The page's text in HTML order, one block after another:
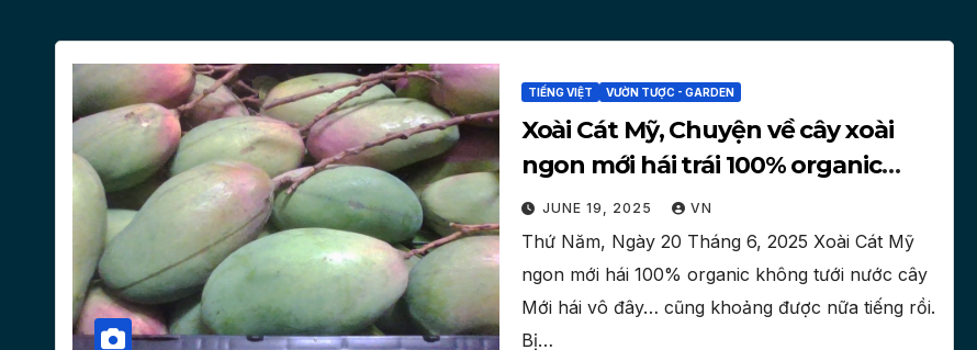
TIẾNG VIỆT VƯỜN TƯỢC - GARDEN
Xoài Cát Mỹ, Chuyện về cây xoài
ngon mới hái trái 100% organic
không tưới nước cây hôm nay đây
JUNE 19, 2025 VN
Thứ Năm, Ngày 20 Tháng 6, 2025 Xoài Cát Mỹ
ngon mới hái 100% organic không tưới nước cây
Mới hái vô đây… cũng khoảng được nữa tiếng rồi.
Bị…